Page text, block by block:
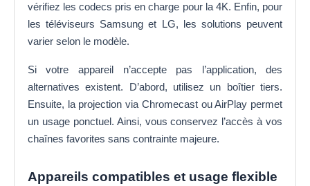
vérifiez les codecs pris en charge pour la 4K. Enfin, pour
les téléviseurs Samsung et LG, les solutions peuvent
varier selon le modèle.
Si votre appareil n’accepte pas l’application, des
alternatives existent. D’abord, utilisez un boîtier tiers.
Ensuite, la projection via Chromecast ou AirPlay permet
un usage ponctuel. Ainsi, vous conservez l’accès à vos
chaînes favorites sans contrainte majeure.
Appareils compatibles et usage flexible